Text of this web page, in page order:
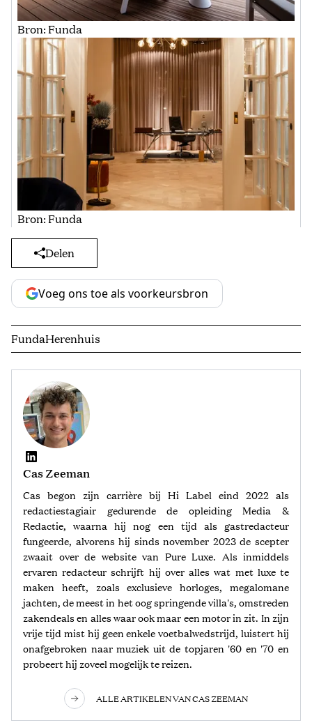
Bron: Funda
Bron: Funda
Delen
Voeg ons toe als voorkeursbron
FundaHerenhuis
Cas Zeeman
Cas begon zijn carrière bij Hi Label eind 2022 als
redactiestagiair gedurende de opleiding Media &
Redactie, waarna hij nog een tijd als gastredacteur
fungeerde, alvorens hij sinds november 2023 de scepter
zwaait over de website van Pure Luxe. Als inmiddels
ervaren redacteur schrijft hij over alles wat met luxe te
maken heeft, zoals exclusieve horloges, megalomane
jachten, de meest in het oog springende villa's, omstreden
zakendeals en alles waar ook maar een motor in zit. In zijn
vrije tijd mist hij geen enkele voetbalwedstrijd, luistert hij
onafgebroken naar muziek uit de topjaren '60 en '70 en
probeert hij zoveel mogelijk te reizen.
ALLE ARTIKELEN VAN CAS ZEEMAN